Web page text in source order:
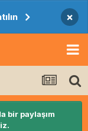
×
bir paylaşım